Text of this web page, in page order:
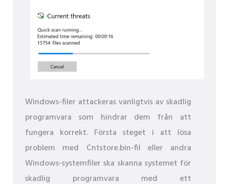
Windows-filer attackeras vanligtvis av skadlig
programvara som hindrar dem från att
fungera korrekt. Första steget i att lösa
problem med Cntstore.bin-fil eller andra
Windows-systemfiler ska skanna systemet för
skadlig programvara med ett